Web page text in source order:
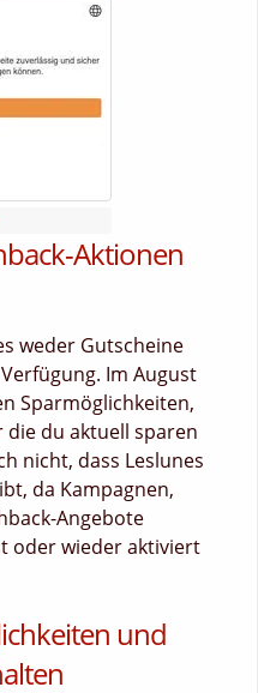
Aktionen
weder Gutscheine
Im August
Sparmöglichkeiten,
die du aktuell sparen
nicht, dass Leslunes
da Kampagnen,
Angebote
oder wieder aktiviert
und